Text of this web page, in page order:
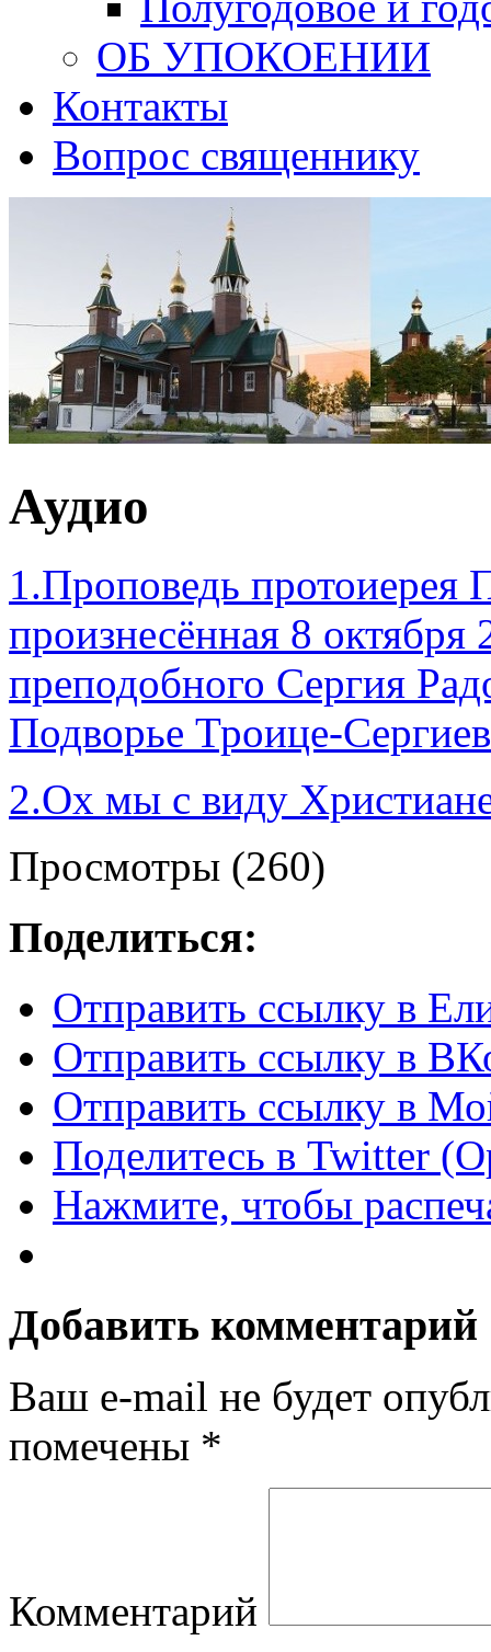
ОБ УПОКОЕНИИ
Контакты
Вопрос священнику
Аудио
1.Проповедь протоиерея
произнесённая 8 октября
преподобного Сергия
Подворье Троице-
2.Ох мы с виду
Просмотры (260)
Поделиться:
Отправить ссылку в
Отправить ссылку в
Отправить ссылку в
Поделитесь в Twitter
Нажмите, чтобы
Добавить комментарий
Ваш e-mail не будет
помечены *
Комментарий